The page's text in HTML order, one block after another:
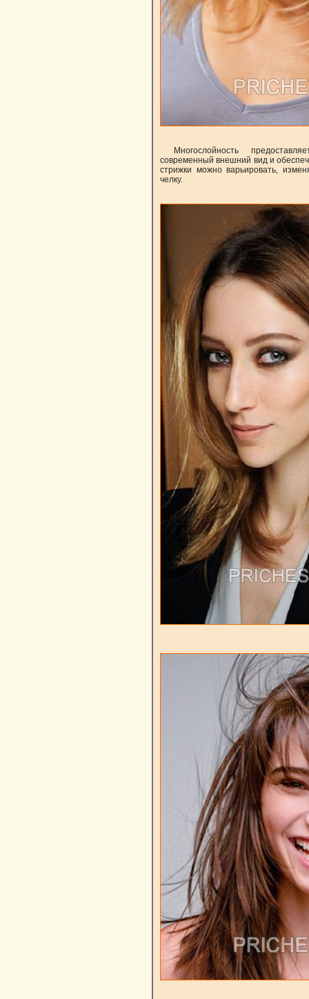
Многослойность
современный внешний вид и
стрижки можно варьировать,
челку.